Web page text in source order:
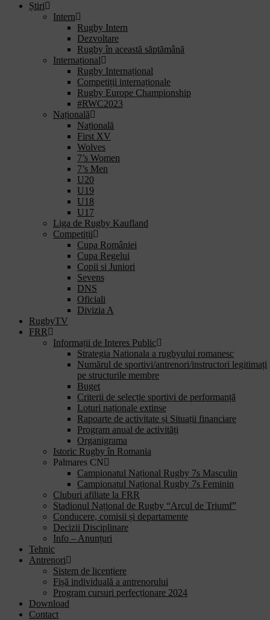
Știri
Intern
Rugby Intern
Dezvoltare
Rugby în această săptămână
Internațional
Rugby Internațional
Competiții internaționale
Rugby Europe Championship
#RWC2023
Națională
Națională
First XV
Wolves
7’s Women
7’s Men
U20
U19
U18
U17
Liga de Rugby Kaufland
Competiții
Cupa României
Cupa Regelui
Copii si Juniori
Sevens
DNS
Oficiali
Divizia A
RugbyTV
FRR
Informații de Interes Public
Strategia Nationala a rugbyului romanesc
Numărul de sportivi/antrenori/instructori legitimați
pe structurile membre
Buget
Criterii de selecție sportivi de performanță
Loturi naționale extinse
Rapoarte de activitate și Situații financiare
Program anual de activități
Organigrama
Istoric Rugby în Romania
Palmares CN
Campionatul Național Rugby 7s Masculin
Campionatul Național Rugby 7s Feminin
Cluburi afiliate la FRR
Stadionul Național de Rugby “Arcul de Triumf”
Conducere, comisii și departamente
Decizii Disciplinare
Info – Anunțuri
Tehnic
Antrenori
Sistem de licențiere
Fișă individuală a antrenorului
Program cursuri perfecționare 2024
Download
Contact